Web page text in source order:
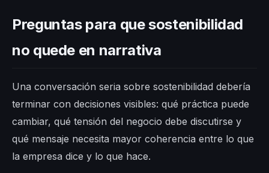
Preguntas para que sostenibilidad
no quede en narrativa
Una conversación seria sobre sostenibilidad debería
terminar con decisiones visibles: qué práctica puede
cambiar, qué tensión del negocio debe discutirse y
qué mensaje necesita mayor coherencia entre lo que
la empresa dice y lo que hace.